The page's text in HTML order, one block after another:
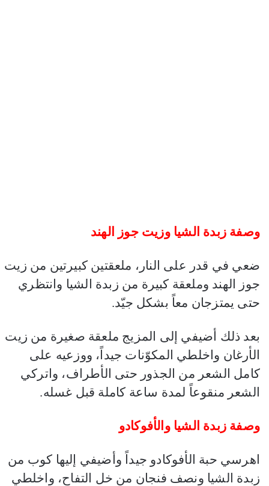
وصفة زبدة الشيا وزيت جوز الهند
ضعي في قدر على النار، ملعقتين كبيرتين من زيت
جوز الهند وملعقة كبيرة من زبدة الشيا وانتظري
حتى يمتزجان معاً بشكل جيّد.
بعد ذلك أضيفي إلى المزيج ملعقة صغيرة من زيت
الأرغان واخلطي المكوّنات جيداً، ووزعيه على
كامل الشعر من الجذور حتى الأطراف، واتركي
الشعر منقوعاً لمدة ساعة كاملة قبل غسله.
وصفة زبدة الشيا والأفوكادو
اهرسي حبة الأفوكادو جيداً وأضيفي إليها كوب من
زبدة الشيا ونصف فنجان من خل التفاح، واخلطي